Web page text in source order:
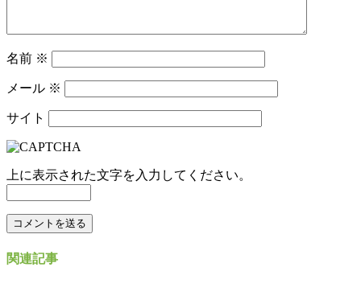
名前 ※
メール ※
サイト
上に表示された文字を入力してください。
関連記事